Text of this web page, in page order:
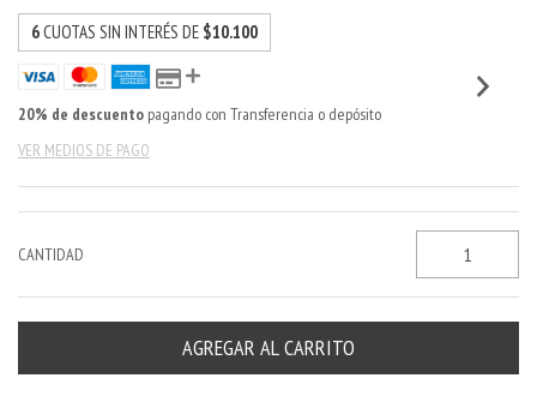
6CUOTAS SIN INTERÉS DE $10.100
20% de descuento pagando con Transferencia o depósito
VER MEDIOS DE PAGO
CANTIDAD